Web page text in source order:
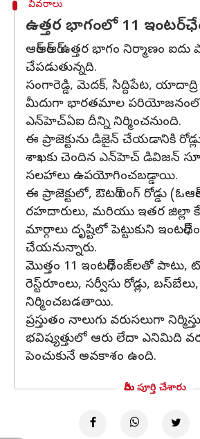
వివరాలు
ఉత్తర భాగంలో 11
ఆర్‌ఆర్‌ఆర్‌ ఉత్తర భాగం నిర్మాణం
చేపడుతున్నది.
సంగారెడ్డి, మెదక్, సిద్దిపేట, యాదాద్రి
మీదుగా భారతమాల
ఎన్‌హెచ్‌ఏఐ దీన్ని నిర్మించనుంది.
ఈ ప్రాజెక్టును డిజైన్‌ చేయడానికి
శాఖకు చెందిన ఎన్‌హెచ్‌ డివిజన్‌
సలహాలు ఉపయోగించబడ్డాయి.
ఈ ప్రాజెక్టులో, ఔటర్‌ రింగ్‌ రోడ్డు
రహదారులు, మరియు ఇతర జిల్లా
మార్గాలు దృష్టిలో పెట్టుకుని
చేయనున్నారు.
మొత్తం 11 ఇంటర్‌ఛేంజ్‌లతో పాటు,
రెస్ట్‌రూంలు, సర్వీసు రోడ్లు,
నిర్మించబడతాయి.
ప్రస్తుతం నాలుగు వరుసలుగా
భవిష్యత్తులో ఆరు లేదా ఎనిమిది
పెంచుకునే అవకాశం ఉంది.
మీరు పూర్తి చేశారు